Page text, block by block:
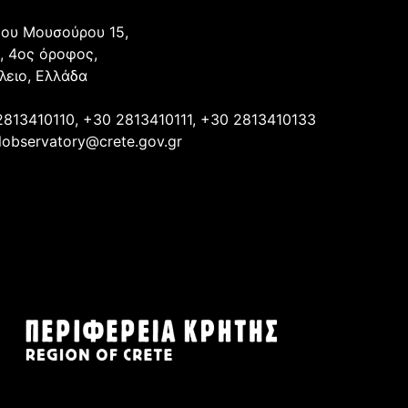
Μουσούρου 15,
4ος όροφος,
Ελλάδα
+30 2813410111, +30 2813410133